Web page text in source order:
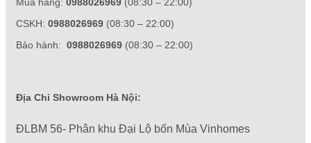
CSKH: 0988026969 (08:30 – 22:00)
Bảo hành: 0988026969 (08:30 – 22:00)
Địa Chỉ Showroom Hà Nội:
ĐLBM 56- Phân khu Đại Lộ bốn Mùa Vinhomes